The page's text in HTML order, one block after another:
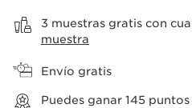
3 muestras gratis con
muestra
Envío gratis
Puedes ganar 145